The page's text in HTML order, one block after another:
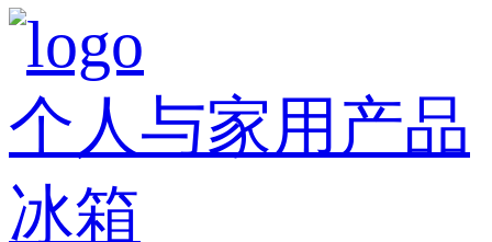
个人与家用产品
冰箱